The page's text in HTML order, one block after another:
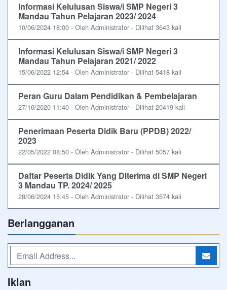
Informasi Kelulusan Siswa/i SMP Negeri 3
Mandau Tahun Pelajaran 2023/ 2024
10/06/2024 18:00 - Oleh Administrator - Dilihat 3643 kali
Informasi Kelulusan Siswa/i SMP Negeri 3
Mandau Tahun Pelajaran 2021/ 2022
15/06/2022 12:54 - Oleh Administrator - Dilihat 5418 kali
Peran Guru Dalam Pendidikan & Pembelajaran
27/10/2020 11:40 - Oleh Administrator - Dilihat 20419 kali
Penerimaan Peserta Didik Baru (PPDB) 2022/
2023
22/05/2022 08:50 - Oleh Administrator - Dilihat 5057 kali
Daftar Peserta Didik Yang Diterima di SMP Negeri
3 Mandau TP. 2024/ 2025
28/06/2024 15:45 - Oleh Administrator - Dilihat 3574 kali
Berlangganan
Iklan